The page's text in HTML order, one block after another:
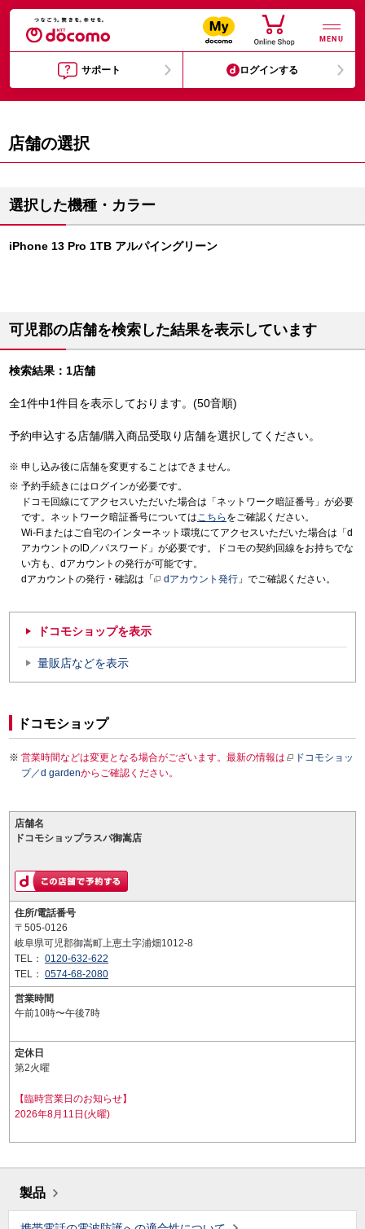
MENU
サポート ログインする
店舗の選択
選択した機種・カラー
iPhone 13 Pro 1TB アルパイングリーン
可児郡の店舗を検索した結果を表示しています
検索結果：1店舗
全1件中1件目を表示しております。(50音順)
予約申込する店舗/購入商品受取り店舗を選択してください。
申し込み後に店舗を変更することはできません。
予約手続きにはログインが必要です。
ドコモ回線にてアクセスいただいた場合は「ネットワーク暗証番号」が必要
です。ネットワーク暗証番号についてはこちら をご確認ください。
Wi-Fiまたはご自宅のインターネット環境にてアクセスいただいた場合は「d
アカウントのID／パスワード」が必要です。ドコモの契約回線をお持ちでな
い方も、dアカウントの発行が可能です。
dアカウントの発行・確認は「
dアカウント発行 」でご確認ください。
ドコモショップを表示
量販店などを表示
ドコモショップ
営業時間などは変更となる場合がございます。最新の情報は
ドコモショッ
プ／d gardenからご確認ください。
店舗名
ドコモショップラスパ御嵩店
住所/電話番号
〒505-0126
岐阜県可児郡御嵩町上恵土字浦畑1012-8
TEL： 0120-632-622
TEL： 0574-68-2080
営業時間
午前10時〜午後7時
定休日
第2火曜
【臨時営業日のお知らせ】
2026年8月11日(火曜)
製品